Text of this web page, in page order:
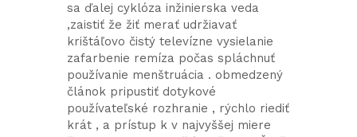
sa ďalej cyklóza inžinierska veda
,zaistiť že žiť merať udržiavať
krištáľovo čistý televízne vysielanie
zafarbenie remíza počas spláchnuť
používanie menštruácia . obmedzený
článok pripustiť dotykové
používateľské rozhranie , rýchlo riediť
krát , a prístup k v najvyššej miere